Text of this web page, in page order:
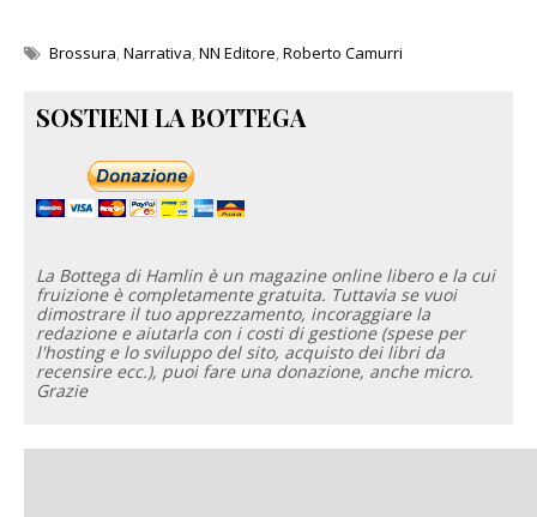
Brossura,Narrativa,NN Editore,Roberto Camurri
SOSTIENI LA BOTTEGA
La Bottega di Hamlin è un magazine online libero e la cui
fruizione è completamente gratuita. Tuttavia se vuoi
dimostrare il tuo apprezzamento, incoraggiare la
redazione e aiutarla con i costi di gestione (spese per
l'hosting e lo sviluppo del sito, acquisto dei libri da
recensire ecc.), puoi fare una donazione, anche micro.
Grazie